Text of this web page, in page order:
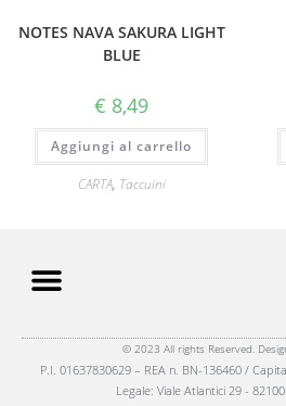
NOTES NAVA SAKURA LIGHT
BLUE
€ 8,49
Aggiungi al carrello
CARTA, Taccuini
© 2023 All rights Reserved.
P.I. 01637830629 – REA n. BN-136460 /
Legale: Viale Atlantici 29 -